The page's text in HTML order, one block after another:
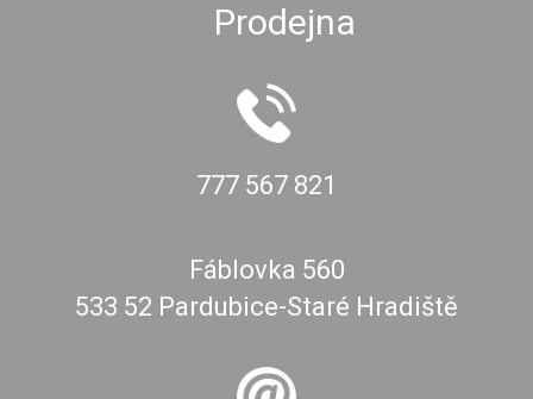
Prodejna
777 567 821
Fáblovka 560
533 52 Pardubice-Staré Hradiště